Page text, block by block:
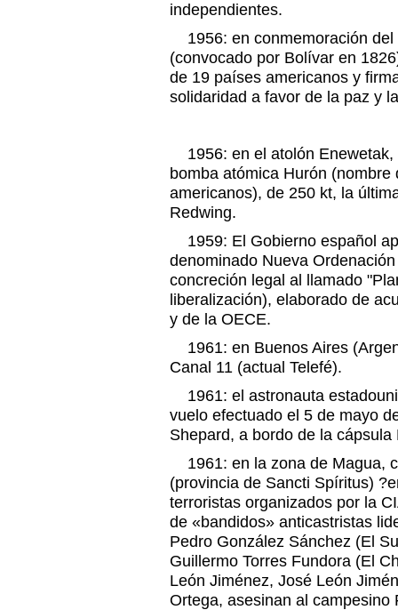
independientes.
1956: en conmemoración del
(convocado por Bolívar en
de 19 países americanos y
solidaridad a favor de la paz y
1956: en el atolón Enewetak,
bomba atómica Hurón
americanos), de 250 kt, la
Redwing.
1959: El Gobierno español
denominado Nueva
concreción legal al llamado
liberalización), elaborado de
y de la OECE.
1961: en Buenos Aires
Canal 11 (actual Telefé).
1961: el astronauta
vuelo efectuado el 5 de mayo
Shepard, a bordo de la cápsula
1961: en la zona de Magua,
(provincia de Sancti Spíritus)
terroristas organizados por la
de «bandidos» anticastristas
Pedro González Sánchez (El
Guillermo Torres Fundora (El
León Jiménez, José León
Ortega, asesinan al campesino